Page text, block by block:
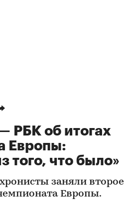
РБК об итогах
Европы:
того, что было»
заняли второе
Европы.